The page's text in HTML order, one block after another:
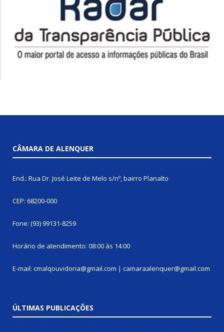
CÂMARA DE ALENQUER
End.: Rua Dr. José Leite de Melo s/nº, bairro Planalto
CEP: 68200-000
Fone: (93) 99131-8259
Horário de atendimento: 08:00 às 14:00
E-mail: cmalqouvidoria@gmail.com | camaraalenquer@gmail.com
ÚLTIMAS PUBLICAÇÕES